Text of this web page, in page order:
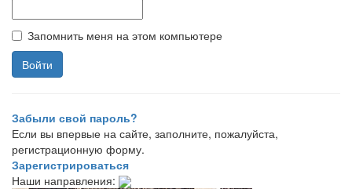
Запомнить меня на этом компьютере
Забыли свой пароль?
Если вы впервые на сайте, заполните, пожалуйста,
регистрационную форму.
Зарегистрироваться
Наши направления: